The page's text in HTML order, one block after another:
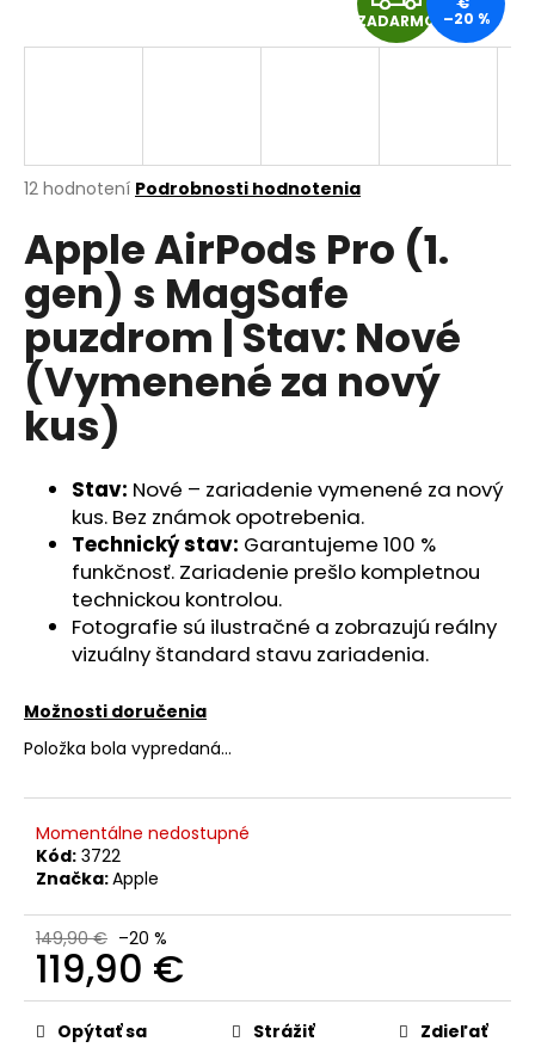
Priemerné
produktu
je
z
5
hviezdičiek.
12 hodnotení Podrobnosti hodnotenia
Apple AirPods Pro (1.
gen) s MagSafe
puzdrom | Stav: Nové
(Vymenené za nový
kus)
Stav: Nové – zariadenie vymenené za nový
kus. Bez známok opotrebenia.
Technický stav: Garantujeme 100 %
funkčnosť. Zariadenie prešlo kompletnou
technickou kontrolou.
Fotografie sú ilustračné a zobrazujú reálny
vizuálny štandard stavu zariadenia.
Možnosti doručenia
Položka bola vypredaná…
Momentálne nedostupné
Kód: 3722
Značka:Apple
149,90 € –20 %
119,90 €
Jednotková
cena:Opýtať sa Strážiť Zdieľať
A
M
ZADARMO –20 %
j
?
HĽADAŤ
O
d
p
IPHONE
13
MINI
2406MAH
(ZDRAVIE
BATÉRIE:
100%
-
BEZ
HLÁSENIA
NEZNÁMOM
17,90